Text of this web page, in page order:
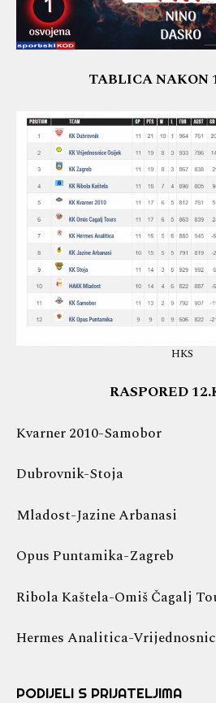
TABLICA NAKON
HKS
RASPORED
Kvarner 2010-Samobor
Dubrovnik-Stoja
Mladost-Jazine Arbanasi
Opus Puntamika-Zagreb
Ribola Kaštela-Omiš Čagalj
Hermes Analitica-
PODIJELI S PRIJATELJIMA